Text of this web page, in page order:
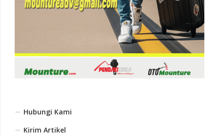
Hubungi Kami
Kirim Artikel